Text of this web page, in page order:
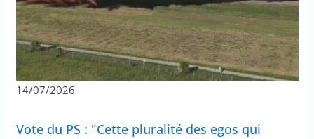
14/07/2026
Vote du PS : "Cette pluralité des egos qui